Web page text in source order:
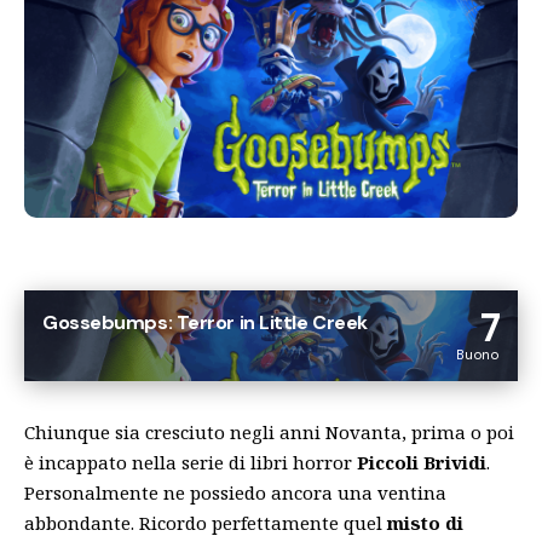
7
Buono
Gossebumps: Terror in Little Creek
Chiunque sia cresciuto negli anni Novanta, prima o poi
è incappato nella serie di libri horror Piccoli Brividi.
Personalmente ne possiedo ancora una ventina
abbondante. Ricordo perfettamente quelmisto di